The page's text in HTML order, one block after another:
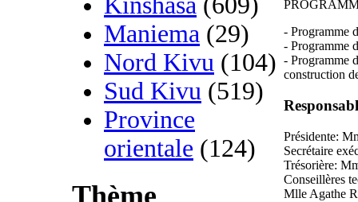
Maniema (29)
Nord Kivu (104)
Sud Kivu (519)
Province
orientale (124)
- Programme
- Programme
- Programme
construction
Présidente:
Secrétaire
Trésorière:
Conseillères
Mlle Agathe